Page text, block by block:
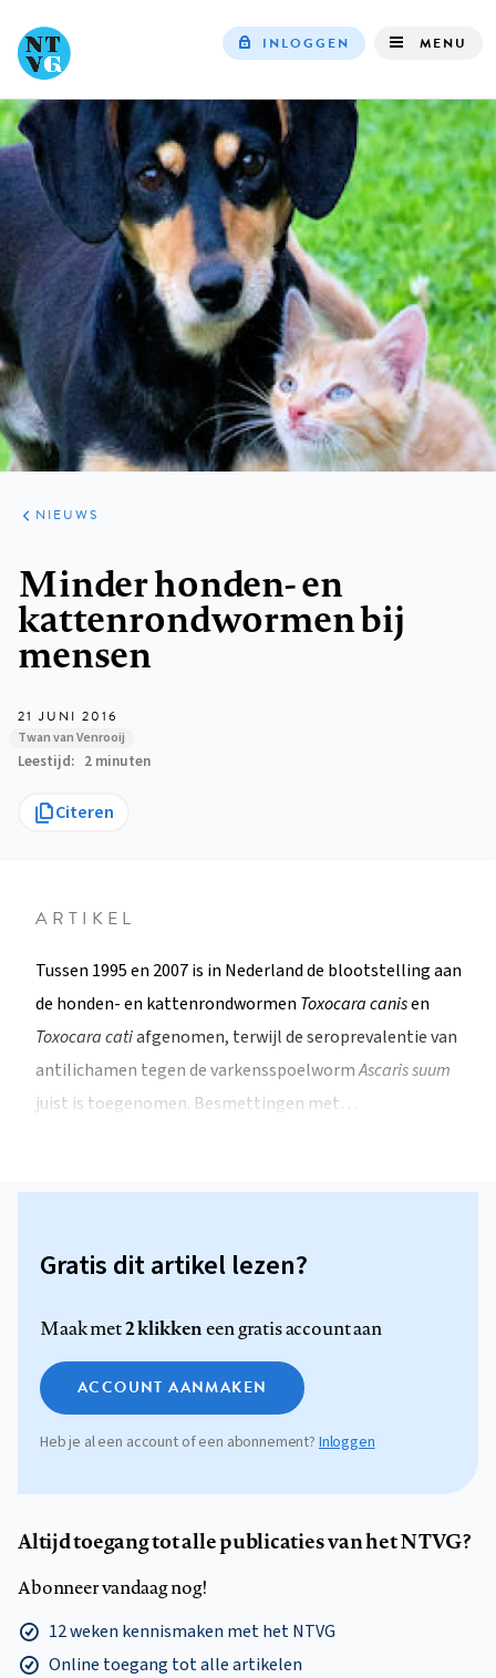
navigation
INLOGGEN MENU
ARTIKELEN
HET
KORT
NIEUWS
Minder honden- en
kattenrondwormen bij
mensen
21 JUNI 2016
Twan van Venrooij
Leestijd 2 minuten
Citeren
ARTIKEL
Tussen 1995 en 2007 is in Nederland de blootstelling aan
de honden- en kattenrondwormenToxocara canisen
Toxocara catiafgenomen, terwijl de seroprevalentie van
antilichamen tegen de varkensspoelwormAscaris suum
juist is toegenomen. Besmettingen met…
Gratis dit artikel lezen?
Maak met2 klikkeneen gratis account aan
ACCOUNT AANMAKEN
Heb je al een account of een abonnement? Inloggen
Altijd toegang tot alle publicaties van het NTVG?
Abonneer vandaag nog!
12 weken kennismaken met het NTVG
Online toegang tot alle artikelen